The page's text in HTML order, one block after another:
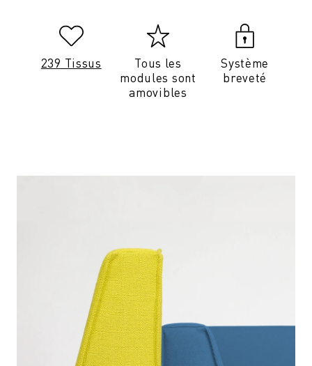
239 Tissus
Tous les
modules sont
amovibles
Système
breveté